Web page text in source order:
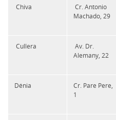
Chiva
Cr. Antonio
Machado, 29
Cullera
Av. Dr.
Alemany, 22
Dénia
Cr. Pare Pere,
1